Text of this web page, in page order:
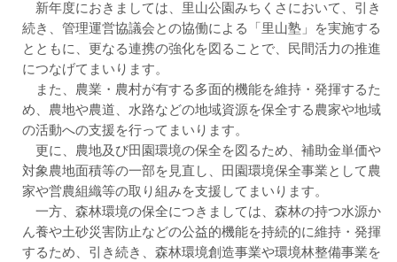
新年度におきましては、里山公園みちくさにおいて、引き
続き、管理運営協議会との協働による「里山塾」を実施する
とともに、更なる連携の強化を図ることで、民間活力の推進
につなげてまいります。
また、農業・農村が有する多面的機能を維持・発揮するた
め、農地や農道、水路などの地域資源を保全する農家や地域
の活動への支援を行ってまいります。
更に、農地及び田園環境の保全を図るため、補助金単価や
対象農地面積等の一部を見直し、田園環境保全事業として農
家や営農組織等の取り組みを支援してまいります。
一方、森林環境の保全につきましては、森林の持つ水源か
ん養や土砂災害防止などの公益的機能を持続的に維持・発揮
するため、引き続き、森林環境創造事業や環境林整備事業を